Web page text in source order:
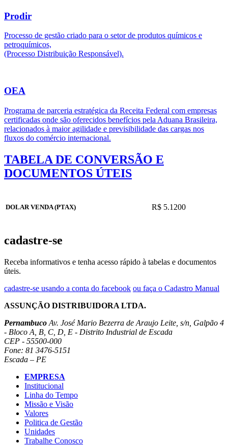
Prodir
Processo de gestão criado para o setor de produtos químicos e
petroquímicos,
(Processo Distribuição Responsável).
OEA
Programa de parceria estratégica da Receita Federal com empresas
certificadas onde são oferecidos benefícios pela Aduana Brasileira,
relacionados à maior agilidade e previsibilidade das cargas nos
fluxos do comércio internacional.
TABELA DE CONVERSÃO E
DOCUMENTOS ÚTEIS
DOLAR VENDA (PTAX) R$ 5.1200
cadastre-se
Receba informativos e tenha acesso rápido à tabelas e documentos
úteis.
cadastre-se usando a conta do facebook ou faça o Cadastro Manual
ASSUNÇÃO DISTRIBUIDORA LTDA.
Pernambuco Av. José Mario Bezerra de Araujo Leite, s/n, Galpão 4
- Bloco A, B, C, D, E - Distrito Industrial de Escada
CEP - 55500-000
Fone: 81 3476-5151
Escada – PE
EMPRESA
Institucional
Linha do Tempo
Missão e Visão
Valores
Politica de Gestão
Unidades
Trabalhe Conosco